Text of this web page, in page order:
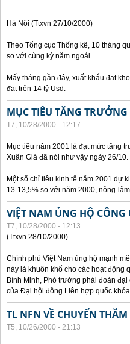
Hà Nội (Ttxvn 27/10/2000)
Theo Tổng cục Thống kê, 10 tháng
so với cùng kỳ năm ngoái.
Mấy tháng gần đây, xuất khẩu đạt
đạt trên 14 tỷ Usd.
MỤC TIÊU TĂNG
T7, 10/28/2000 - 12:17
Mục tiêu năm 2001 là đạt mức tăng
Xuân Giá đã nói như vậy ngày 26/10.
Một số chỉ tiêu kinh tế năm 2001 dự
13-13,5% so với năm 2000, nông-
VIỆT NAM ỦNG HỘ
T7, 10/28/2000 - 12:13
(Ttxvn 28/10/2000)
Chính phủ Việt Nam ủng hộ mạnh
này là khuôn khổ cho các hoạt động
Bình Minh, Phó trưởng phái đoàn
của Đại hội đồng Liên hợp quốc
TL NFN VỀ CHUYẾN
T5, 10/26/2000 - 21:13